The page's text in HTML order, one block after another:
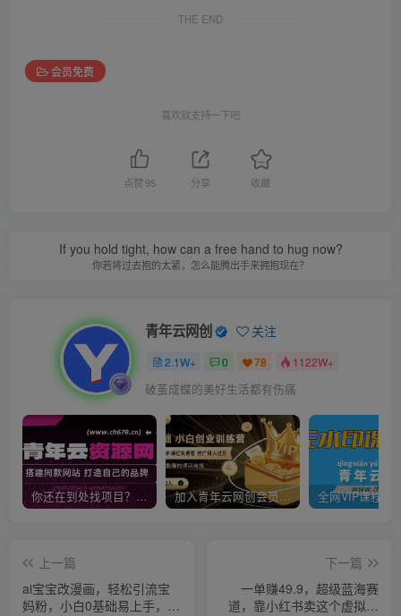
THE END
会员免费
喜欢就支持一下吧
点赞95 分享 收藏
If you hold tight, how can a free hand to hug now?
你若将过去抱的太紧，怎么能腾出手来拥抱现在？
青年云网创 关注
2.1W+ 0 78 1122W+
破茧成蝶的美好生活都有伤痛
你还在到处找项目？还在当韭菜？我靠卖项目一个月收入5万+，曾经我也是个失败者。 加入青年云网创会员，全站资源免费学习。加入高级合伙人，推广日入1000+
上一篇
ai宝宝改漫画，轻松引流宝
妈粉，小白0基础易上手，单
下一篇
一单赚49.9，超级蓝海赛
道，靠小红书卖这个虚拟商